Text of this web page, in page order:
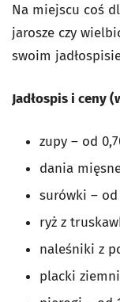
Na miejscu coś
jarosze czy
swoim
Jadłospis i ceny
zupy – od
dania
surówki – od
ryż z
naleśniki z
placki